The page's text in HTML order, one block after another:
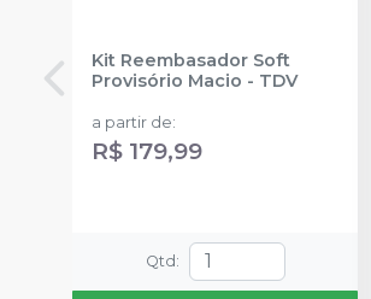
Kit Reembasador Soft
Provisório Macio - TDV
a partir de:
R$ 179,99
Qtd :